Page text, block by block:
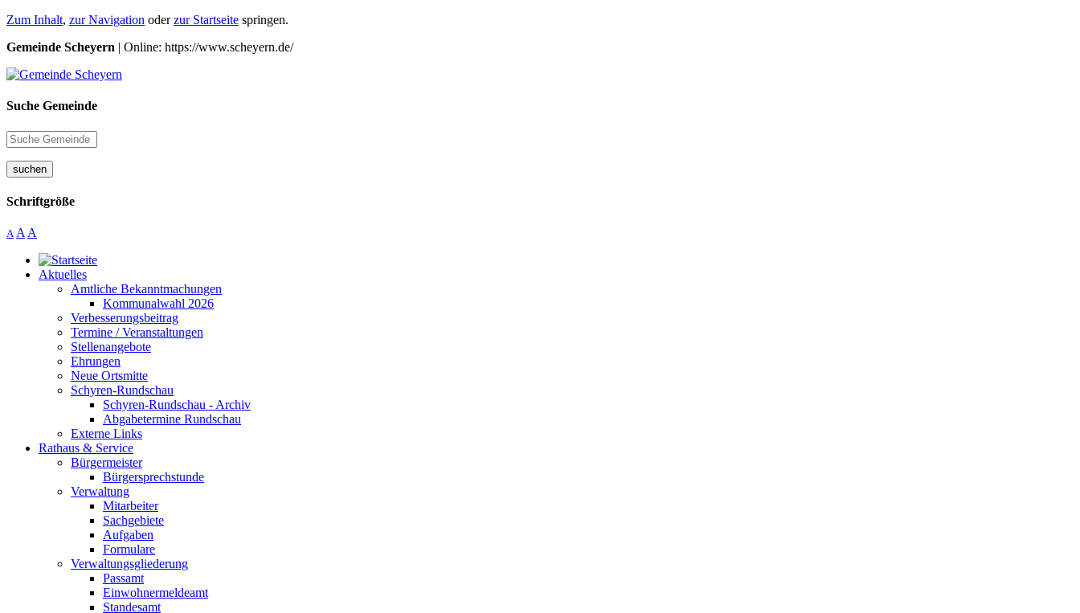
Zum Inhalt, zur Navigation oderzur Startseite springen.
Gemeinde Scheyern | Online: https://www.scheyern.de/
Suche Gemeinde
suchen
Schriftgröße
A A A
Aktuelles
Amtliche Bekanntmachungen
Kommunalwahl 2026
Verbesserungsbeitrag
Termine / Veranstaltungen
Stellenangebote
Ehrungen
Neue Ortsmitte
Schyren-Rundschau
Schyren-Rundschau - Archiv
Abgabetermine Rundschau
Externe Links
Rathaus & Service
Bürgermeister
Bürgersprechstunde
Verwaltung
Mitarbeiter
Sachgebiete
Aufgaben
Formulare
Verwaltungsgliederung
Passamt
Einwohnermeldeamt
Standesamt